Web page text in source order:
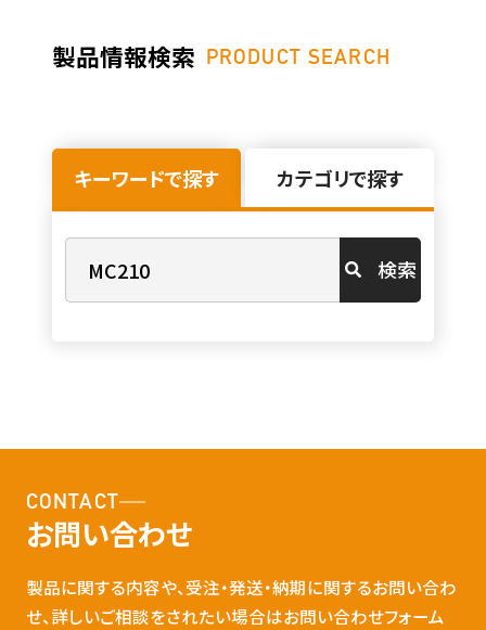
製品情報検索 PRODUCT SEARCH
キーワードで探す カテゴリで探す
検索
CONTACT
お問い合わせ
製品に関する内容や、受注・発送・納期に関するお問い合わ
せ、詳しいご相談をされたい場合はお問い合わせフォーム